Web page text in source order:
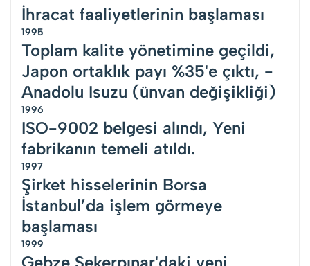
İhracat faaliyetlerinin başlaması
1995
Toplam kalite yönetimine geçildi,
Japon ortaklık payı %35'e çıktı, -
Anadolu Isuzu (ünvan değişikliği)
1996
ISO-9002 belgesi alındı, Yeni
fabrikanın temeli atıldı.
1997
Şirket hisselerinin Borsa
İstanbul’da işlem görmeye
başlaması
1999